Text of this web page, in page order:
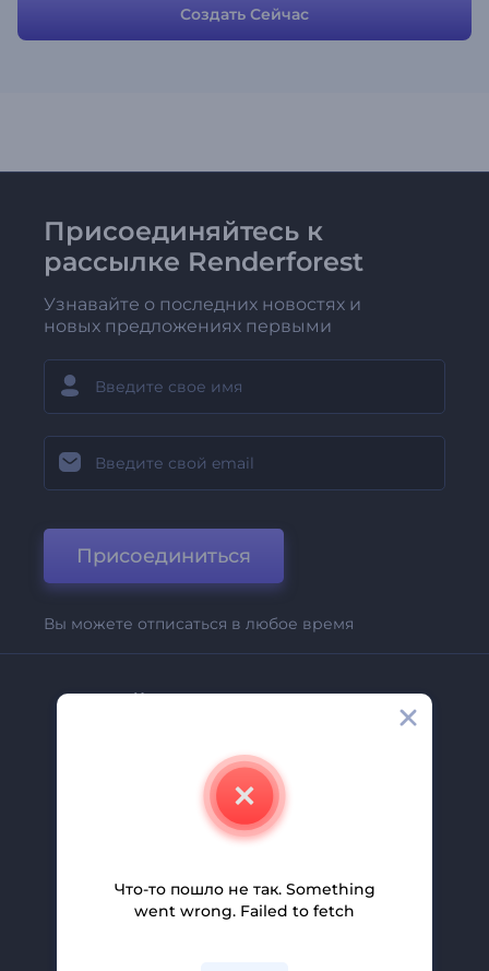
ваши собственные идеи и услуги.
Создать Сейчас
Присоединяйтесь к
рассылке Renderforest
Узнавайте о последних новостях и
новых предложениях первыми
Присоединиться
Вы можете отписаться в любое время
Компания
Свяжитесь С Нами
Помощь И Поддержка
Партнерская Программа
Политика Конфиденциальности
Что-то пошло не так. Something
went wrong. Failed to fetch